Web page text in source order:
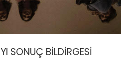
SONUÇ BİLDİRGESİ